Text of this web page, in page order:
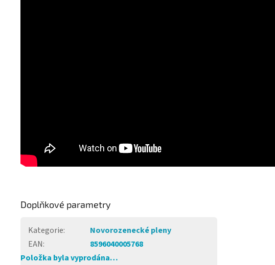
Doplňkové parametry
Kategorie:
Novorozenecké pleny
EAN:
8596040005768
Položka byla vyprodána…